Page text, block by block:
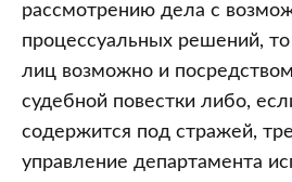
рассмотрению дела с
процессуальных решений,
лиц возможно и
судебной повестки либо,
содержится под стражей,
управление департамента